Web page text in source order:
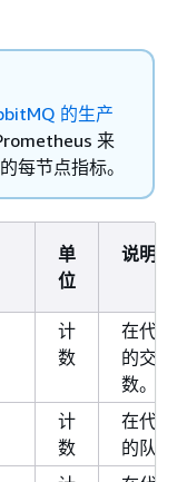
的生产
来
每节点指标。
单
位
说明
计
数
在代
的交
数。
计
数
在代
的队